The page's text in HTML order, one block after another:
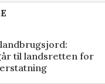
til landsretten for